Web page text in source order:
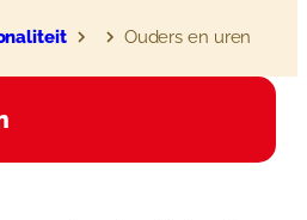
Ouders en uren